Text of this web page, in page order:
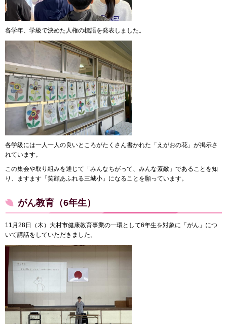
各学年、学級で決めた人権の標語を発表しました。
各学級には一人一人の良いところがたくさん書かれた「えがおの花」が掲示さ
れています。
この集会や取り組みを通じて「みんなちがって、みんな素敵」であることを知
り、ますます「笑顔あふれる三城小」になることを願っています。
がん教育（6年生）
11月28日（木）大村市健康教育事業の一環として6年生を対象に「がん」につ
いて講話をしていただきました。